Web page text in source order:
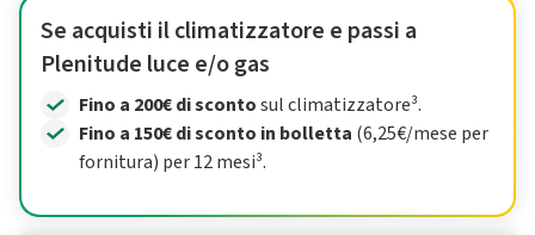
Se acquisti il climatizzatore e passi a
Plenitude luce e/o gas
Fino a 200€ di scontosul climatizzatore³.
Fino a 150€ di sconto in bolletta (6,25€/mese per
fornitura) per 12 mesi³.